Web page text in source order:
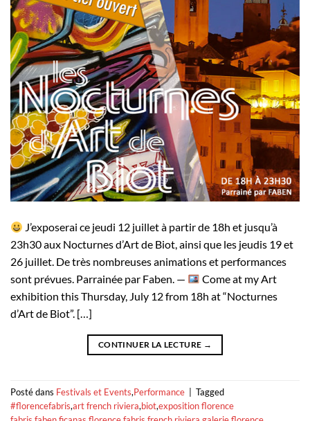
J’exposerai ce jeudi 12 juillet à partir de 18h et jusqu’à
23h30 aux Nocturnes d’Art de Biot, ainsi que les jeudis 19 et
26 juillet. De très nombreuses animations et performances
sont prévues. Parrainée par Faben. —
Come at my Art
exhibition this Thursday, July 12 from 18h at “Nocturnes
d’Art de Biot”. […]
CONTINUER LA LECTURE →
Posté dans Festivals et Events,Performance
Tagged
#florencefabris,art french riviera,biot,exposition florence